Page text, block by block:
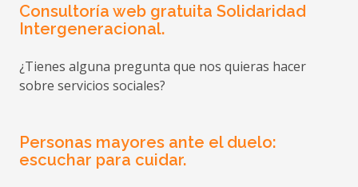
Discapacidad/Dependencia que
requieran Tratamiento
Fecha:26-04-2026
Organismo: Ayuntamiento de Irura
Consultoría web gratuita Solidaridad
Intergeneracional.
¿Tienes alguna pregunta que nos quieras hacer
sobre servicios sociales?
Personas mayores ante el duelo:
escuchar para cuidar.